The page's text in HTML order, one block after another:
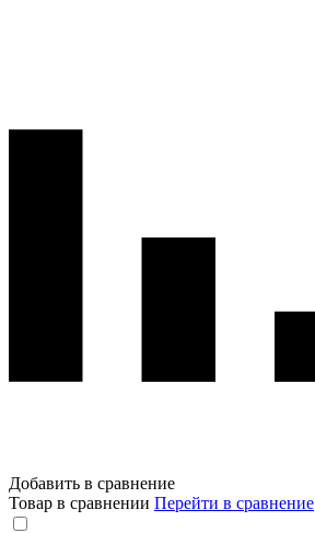
Добавить в сравнение
Товар в сравнении Перейти в сравнение